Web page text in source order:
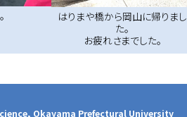
はりまや橋から岡山に帰りまし
た。
お疲れさまでした。
Okayama Prefectural University